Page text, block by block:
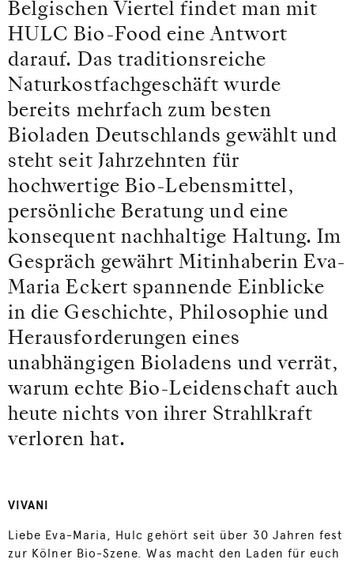
Belgischen Viertel findet man mit
HULC Bio-Food eine Antwort
darauf. Das traditionsreiche
Naturkostfachgeschäft wurde
bereits mehrfach zum besten
Bioladen Deutschlands gewählt und
steht seit Jahrzehnten für
hochwertige Bio-Lebensmittel,
persönliche Beratung und eine
konsequent nachhaltige Haltung. Im
Gespräch gewährt Mitinhaberin Eva-
Maria Eckert spannende Einblicke
in die Geschichte, Philosophie und
Herausforderungen eines
unabhängigen Bioladens und verrät,
warum echte Bio-Leidenschaft auch
heute nichts von ihrer Strahlkraft
verloren hat.
VIVANI
Liebe Eva-Maria, Hulc gehört seit über 30 Jahren fest
zur Kölner Bio-Szene. Was macht den Laden für euch